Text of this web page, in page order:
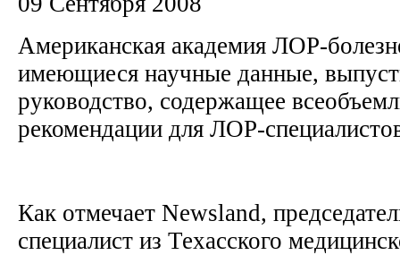
Американская академия ЛОР-
имеющиеся научные данные,
руководство, содержащее
рекомендации для ЛОР-
Как отмечает Newsland,
специалист из Техасского